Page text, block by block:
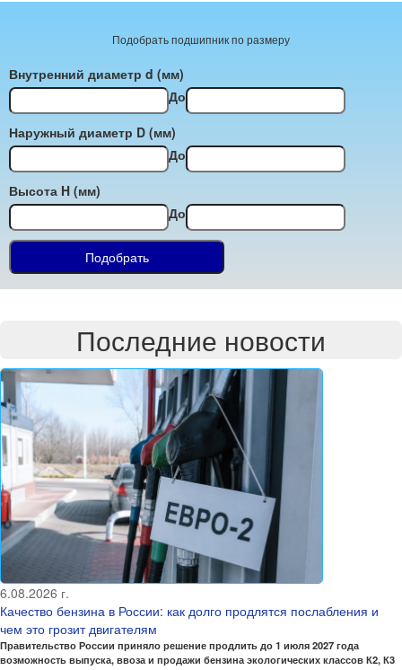
Подобрать подшипник по размеру
Внутренний диаметр d (мм)
До
Наружный диаметр D (мм)
До
Высота H (мм)
До
Последние новости
6.08.2026 г.
Качество бензина в России: как долго продлятся послабления и
чем это грозит двигателям
Правительство России приняло решение продлить до 1 июля 2027 года
возможность выпуска, ввоза и продажи бензина экологических классов К2, К3